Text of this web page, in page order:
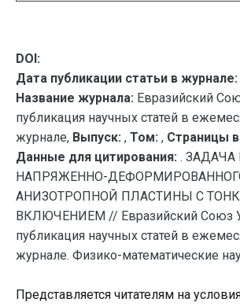
DOI:
Дата публикации статьи в журнале:
Название журнала: Евразийский
публикация научных статей в
журнале, Выпуск: , Том: , Страницы
Данные для цитирования: . ЗАДАЧА
НАПРЯЖЕННО-
АНИЗОТРОПНОЙ ПЛАСТИНЫ С
ВКЛЮЧЕНИЕМ // Евразийский Союз
публикация научных статей в
журнале. Физико-математические
Представляется читателям на